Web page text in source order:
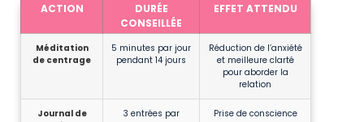
ACTION
DURÉE
CONSEILLÉE
EFFET ATTENDU
Méditation
de centrage
5 minutes par jour
pendant 14 jours
Réduction de l’anxiété
et meilleure clarté
pour aborder la
relation
Journal de
3 entrées par
Prise de conscience